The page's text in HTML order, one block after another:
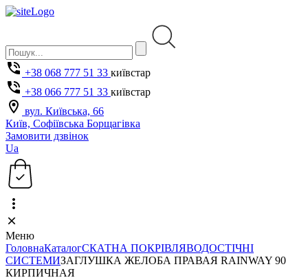
+38 068 777 51 33 київстар
+38 066 777 51 33 київстар
вул. Київська, 66
Київ, Софіївська Борщагівка
Замовити дзвінок
Ua
Меню
ГоловнаКаталогСКАТНА ПОКРІВЛЯВОДОСТІЧНІ
СИСТЕМИЗАГЛУШКА ЖЕЛОБА ПРАВАЯ RAINWAY 90
КИРПИЧНАЯ